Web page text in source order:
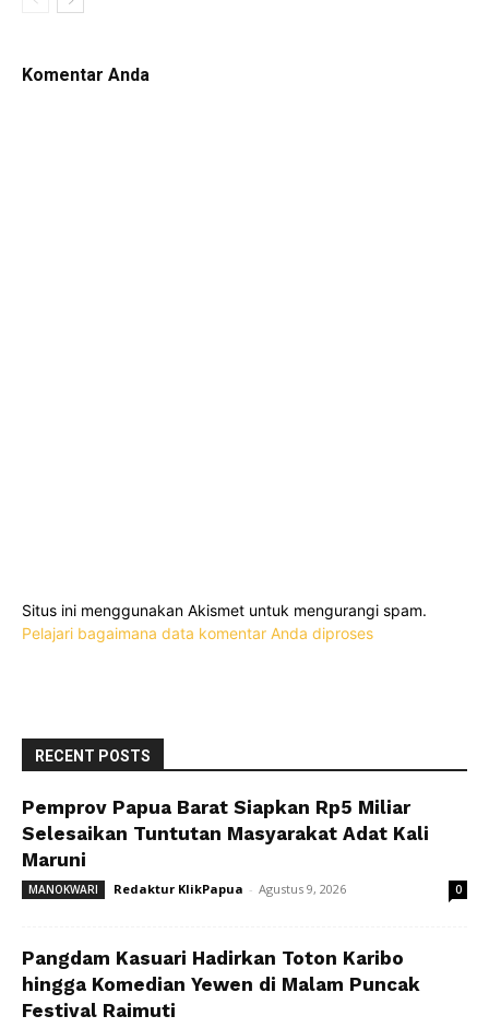
Komentar Anda
Situs ini menggunakan Akismet untuk mengurangi spam.
Pelajari bagaimana data komentar Anda diproses
RECENT POSTS
Pemprov Papua Barat Siapkan Rp5 Miliar
Selesaikan Tuntutan Masyarakat Adat Kali
Maruni
MANOKWARI Redaktur KlikPapua - Agustus 9, 2026 0
Pangdam Kasuari Hadirkan Toton Karibo
hingga Komedian Yewen di Malam Puncak
Festival Raimuti